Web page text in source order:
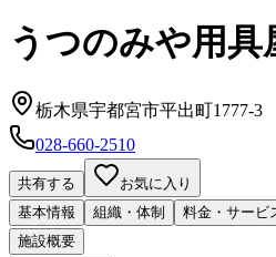
うつのみや用具
栃木県宇都宮市平出町1777-3
028-660-2510
共有する
お気に入り
基本情報
組織・体制 料金・サービ
施設概要